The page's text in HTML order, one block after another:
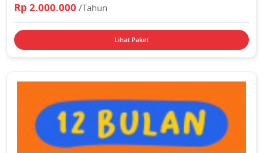
Rp 2.000.000/Tahun
Lihat Paket